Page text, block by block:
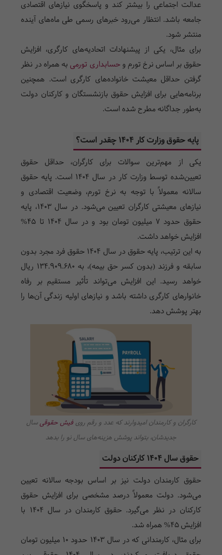
عدالت اجتماعی را بیشتر کند و پاسخگوی نیازهای اقتصادی
جامعه باشد. انتظار می‌رود خبرهای رسمی طی ماه‌های آینده
منتشر شود.
برای مثال، یکی از پیشنهادات اتحادیه‌های کارگری، افزایش
حقوق بر اساس نرخ تورم وحسابداری تورمی به همراه در نظر
گرفتن حداقل معیشت خانواده‌های کارگری است. همچنین
برنامه‌هایی برای افزایش حقوق بازنشستگان و کارکنان دولت
به‌طور جداگانه مطرح شده است.
پایه حقوق وزارت کار ۱۴۰۴ چقدر است؟
یکی از مهم‌ترین سوالات برای کارگران، حداقل حقوق
تعیین‌شده توسط وزارت کار در سال ۱۴۰۴ است. پایه حقوق
سالانه معمولاً با توجه به نرخ تورم، وضعیت اقتصادی و
نیازهای معیشتی کارگران تعیین می‌شود. در سال ۱۴۰۳، پایه
حقوق حدود ۷ میلیون تومان بود و در سال ۱۴۰۴ تا 45%
افزایش خواهد داشت.
به این ترتیب، پایه حقوق در سال ۱۴۰۴ حقوق فرد مجرد بدون
سابقه و فرزند (بدون کسر حق بیمه)، به 134.909.680 ریال
خواهد رسید. این افزایش می‌تواند تأثیر مستقیم بر رفاه
خانوارهای کارگری داشته باشد و نیازهای اولیه زندگی آن‌ها را
بهتر پوشش دهد.
کارگران و کارمندان امیدوارند که عدد و رقم رویفیش حقوقیسال
جدیدشان، بتواند پوشش هزینه‌های سال نو را بدهد
حقوق سال 1404 کارکنان دولت
حقوق کارمندان دولت نیز بر اساس بودجه سالانه تعیین
می‌شود. دولت معمولاً درصد مشخصی برای افزایش حقوق
کارکنان در نظر می‌گیرد. حقوق کارمندان در سال ۱۴۰۴ با
افزایش 45% همراه شد.
برای مثال، کارمندانی که در سال ۱۴۰۳ حدود ۱۰ میلیون تومان